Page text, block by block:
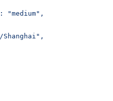
"medium",
Shanghai",